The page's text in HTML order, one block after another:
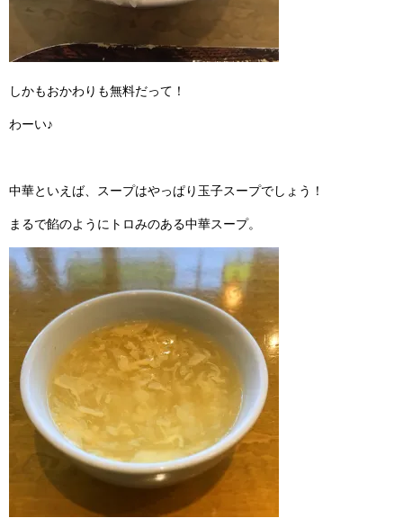
しかもおかわりも無料だって！
わーい♪
中華といえば、スープはやっぱり玉子スープでしょう！
まるで餡のようにトロみのある中華スープ。